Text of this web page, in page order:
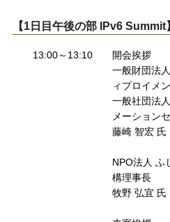
【1日目午後の部 IPv6
13:00～13:10
開会挨拶
一般財団法
ィプロイメ
一般社団法
メーション
藤崎 智宏 氏
NPO法人 ふ
構理事長
牧野 弘宜 氏